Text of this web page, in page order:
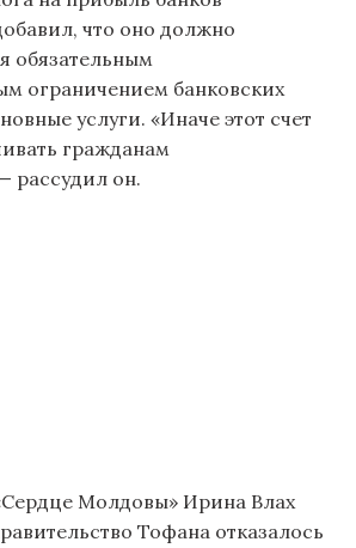
что оно должно
обязательным
ограничением банковских
услуги. «Иначе этот счет
гражданам
рассудил он.
Молдовы» Ирина Влах
Тофана отказалось